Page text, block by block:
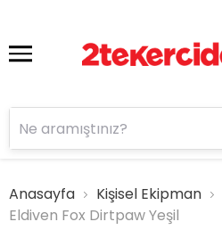
Anasayfa Kişisel Ekipman
Eldiven Fox Dirtpaw Yeşil